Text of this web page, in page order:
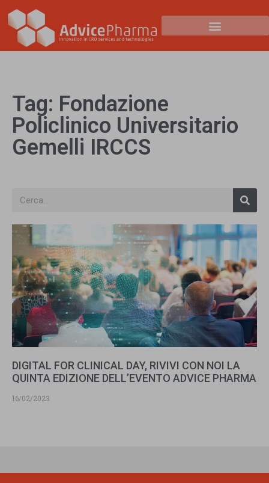
Tag: Fondazione
Policlinico Universitario
Gemelli IRCCS
DIGITAL FOR CLINICAL DAY, RIVIVI CON NOI LA
QUINTA EDIZIONE DELL’EVENTO ADVICE PHARMA
16/02/2023